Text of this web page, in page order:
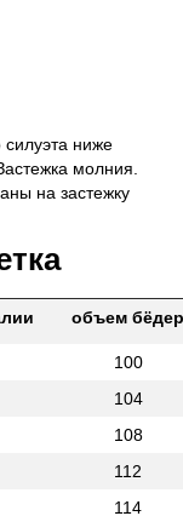
силуэта ниже
молния.
на застежку
объем бёдер
100
104
108
112
114